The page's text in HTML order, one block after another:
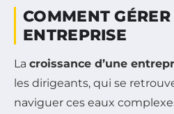
COMMENT
ENTREPRISE
La croissance d’une
les dirigeants, qui se
naviguer ces eaux